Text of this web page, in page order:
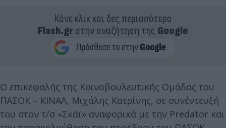
Κάνε κλικ και δες περισσότερο
Flash.grστην αναζήτηση της Google
Ο επικεφαλής της Κοινοβουλευτικής Ομάδας του
ΠΑΣΟΚ – ΚΙΝΑΛ, Μιχάλης Κατρίνης, σε συνέντευξή
του στον τ/σ «Σκάϊ» αναφορικά με την Predator και